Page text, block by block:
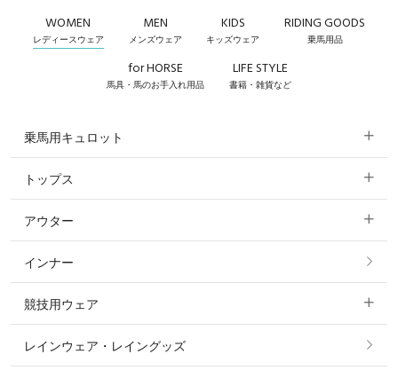
WOMEN
レディースウェア
MEN
メンズウェア
KIDS
キッズウェア
RIDING GOODS
乗馬用品
for HORSE
馬具・馬のお手入れ用品
LIFE STYLE
書籍・雑貨など
乗馬用キュロット
すべてのキュロット
フルグリップ・尻革 キュロット
ニーグリップ・膝革 キュロット
トップス
すべてのトップス
ポロシャツ
カットソー・Tシャツ・タンクトップ
アウター
すべてのアウター
コート
ジャケット・ブルゾン
インナー
競技用ウェア
すべての競技用ウェア
レインウェア・レイングッズ